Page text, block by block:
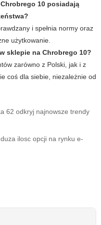
10 posiadają
i spełnia normy oraz
użytkowanie.
sklepie na Chrobrego 10?
zarówno z Polski, jak i z
coś dla siebie, niezależnie od
62 odkryj najnowsze trendy
ilosc opcji na rynku e-